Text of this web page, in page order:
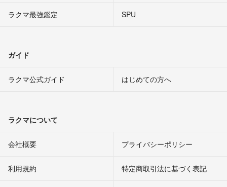
ラクマ最強鑑定
SPU
ガイド
ラクマ公式ガイド はじめての方へ
ラクマについて
会社概要 プライバシーポリシー
利用規約 特定商取引法に基づく表記